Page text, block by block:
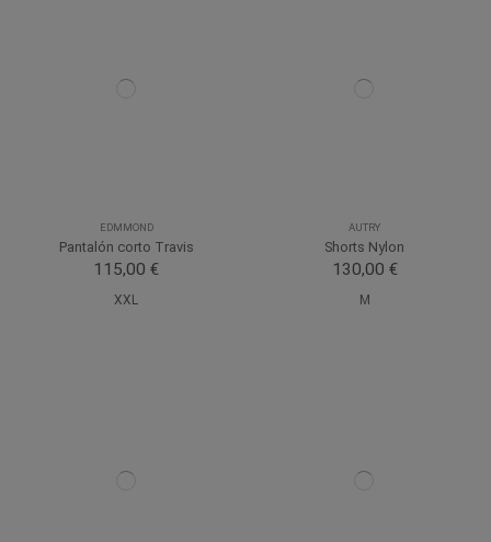
EDMMOND
Pantalón corto Travis
115,00 €
XXL
AUTRY
Shorts Nylon
130,00 €
M